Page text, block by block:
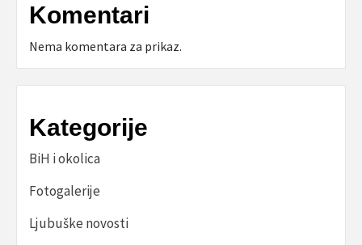
Komentari
Nema komentara za prikaz.
Kategorije
BiH i okolica
Fotogalerije
Ljubuške novosti